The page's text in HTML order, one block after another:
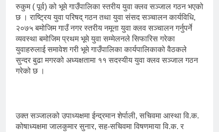
रुकुम ( पूर्व) को भूमे गाउँपालिका स्तरीय युवा क्लव सञ्जाल गठन भएको
छ । राष्ट्रिय युवा परिषद् गठन तथा युवा संसद सञ्चालन कार्यविधि,
२०७५ बमोजिम गाउँ नगर स्तरीय नमूना युवा क्लव सञ्चालन गर्नुपर्ने
व्यवस्था बमोजिम प्रथम भूमे युवा सम्मेलनले सिफारिस गरेका
युवाहरुलाई समावेश गरी भूमे गाउँपालिका कार्यपालिकाको वैठकले
सुन्दर बुढा मगरको अध्यक्षतामा ११ सदस्यीय युवा क्लव सञ्जाल गठन
गरेको छ ।
उक्त सञ्जालको उपाध्यक्षमा ईन्द्रमान शेर्पाली, सचिवमा आस्था वि.क.
कोषाध्यक्षमा जालकुमार सुनार, सह-सचिवमा विषणमाया वि.क. र